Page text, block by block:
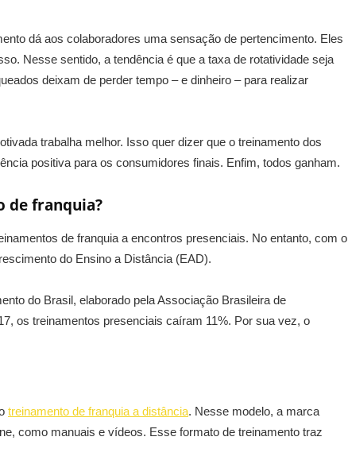
dá aos colaboradores uma sensação de pertencimento. Eles
Nesse sentido, a tendência é que a taxa de rotatividade seja
deixam de perder tempo – e dinheiro – para realizar
trabalha melhor. Isso quer dizer que o treinamento dos
positiva para os consumidores finais. Enfim, todos ganham.
de franquia?
de franquia a encontros presenciais. No entanto, com o
do Ensino a Distância (EAD).
do Brasil, elaborado pela Associação Brasileira de
os treinamentos presenciais caíram 11%. Por sua vez, o
treinamento de franquia a distância. Nesse modelo, a marca
como manuais e vídeos. Esse formato de treinamento traz